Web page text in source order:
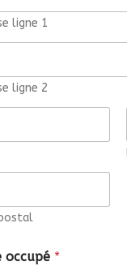
ligne 1
ligne 2
occupé *